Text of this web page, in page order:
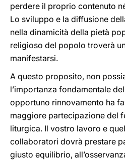
perdere il proprio contenuto
Lo sviluppo e la diffusione
nella dinamicità della pietà
religioso del popolo troverà
manifestarsi.
A questo proposito, non
l’importanza fondamentale
opportuno rinnovamento ha
maggiore partecipazione del
liturgica. Il vostro lavoro e
collaboratori dovrà prestare
giusto equilibrio,